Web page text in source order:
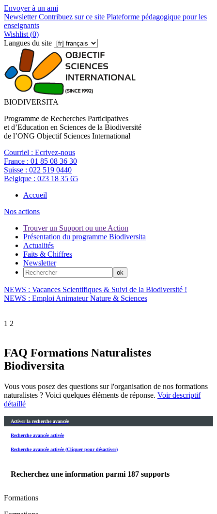
Envoyer à un ami
NewsletterContribuez sur ce site Plateforme pédagogique pour les
enseignants
Wishlist (0)
Langues du site
BIODIVERSITA
Programme de Recherches Participatives
et d’Education en Sciences de la Biodiversité
de l’ONG Objectif Sciences International
Courriel : Ecrivez-nous
France : 01 85 08 36 30
Suisse : 022 519 0440
Belgique : 023 18 35 65
Accueil
Nos actions
Trouver un Support ou une Action
Présentation du programme Biodiversita
Actualités
Faits & Chiffres
Newsletter
NEWS : Vacances Scientifiques & Suivi de la Biodiversité !
NEWS : Emploi Animateur Nature & Sciences
1 2
FAQ Formations Naturalistes
Biodiversita
Vous vous posez des questions sur l'organisation de nos formations
naturalistes ? Voici quelques éléments de réponse. Voir descriptif
détaillé
Activer la recherche avancée
Recherche avancée activée
Recherche avancée activée (Cliquer pour désactiver)
Recherchez une information parmi 187 supports
Formations